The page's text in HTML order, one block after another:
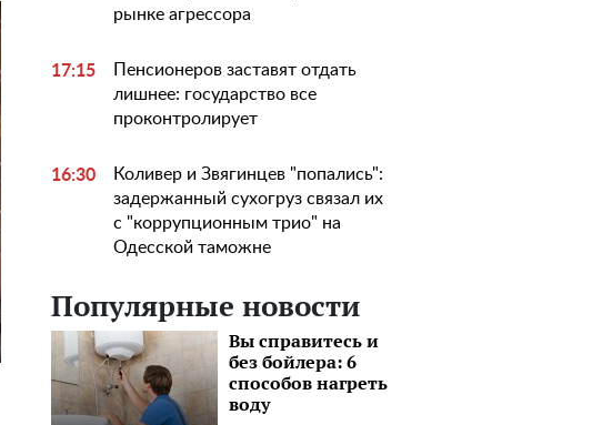
рынке агрессора
17:15
Пенсионеров заставят отдать
лишнее: государство все
проконтролирует
16:30
Коливер и Звягинцев "попались":
задержанный сухогруз связал их
с "коррупционным трио" на
Одесской таможне
Популярные новости
Вы справитесь и
без бойлера: 6
способов нагреть
воду